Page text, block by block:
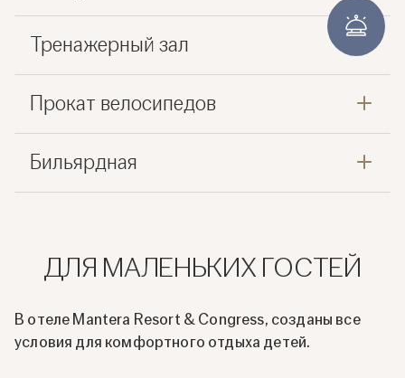
Тренажерный зал
Прокат велосипедов
Бильярдная
ДЛЯ МАЛЕНЬКИХ ГОСТЕЙ
В отеле Mantera Resort & Congress, созданы все
условия для комфортного отдыха детей.